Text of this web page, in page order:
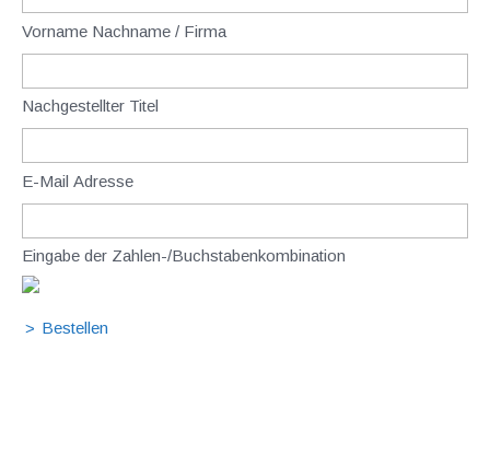
Vorname Nachname / Firma
Nachgestellter Titel
E-Mail Adresse
Eingabe der Zahlen-/Buchstabenkombination